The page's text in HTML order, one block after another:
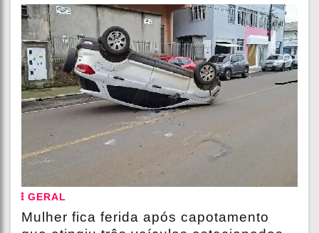
GERAL
Mulher fica ferida após capotamento